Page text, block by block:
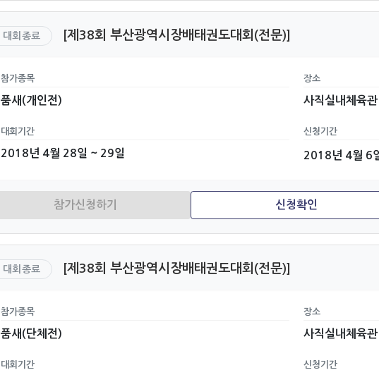
대회종료 [제38회 부산광역시장배태권도대회(전문)]
참가종목
품새(개인전)
장소
사직실내체육관
대회기간
2018년 4월 28일 ~ 29일
신청기간
2018년 4월 6
대회종료 [제38회 부산광역시장배태권도대회(전문)]
참가종목
품새(단체전)
장소
사직실내체육관
대회기간 신청기간